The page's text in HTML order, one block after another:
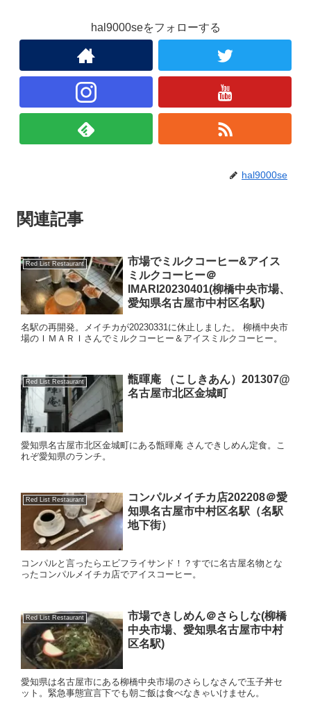
hal9000seをフォローする
hal9000se
関連記事
Red List Restaurant
市場でミルクコーヒー&アイス
ミルクコーヒー＠
IMARI20230401(柳橋中央市場、
愛知県名古屋市中村区名駅)
名駅の再開発。メイチカが20230331に休止しました。 柳橋中央市
場のＩＭＡＲＩさんでミルクコーヒー＆アイスミルクコーヒー。
Red List Restaurant
甑暉庵 （こしきあん）201307@
名古屋市北区金城町
愛知県名古屋市北区金城町にある甑暉庵 さんできしめん定食。こ
れぞ愛知県のランチ。
Red List Restaurant
コンパルメイチカ店202208＠愛
知県名古屋市中村区名駅（名駅
地下街）
コンパルと言ったらエビフライサンド！？すでに名古屋名物とな
ったコンパルメイチカ店でアイスコーヒー。
Red List Restaurant
市場できしめん＠さらしな(柳橋
中央市場、愛知県名古屋市中村
区名駅)
愛知県は名古屋市にある柳橋中央市場のさらしなさんで玉子丼セ
ット。緊急事態宣言下でも朝ご飯は食べなきゃいけません。